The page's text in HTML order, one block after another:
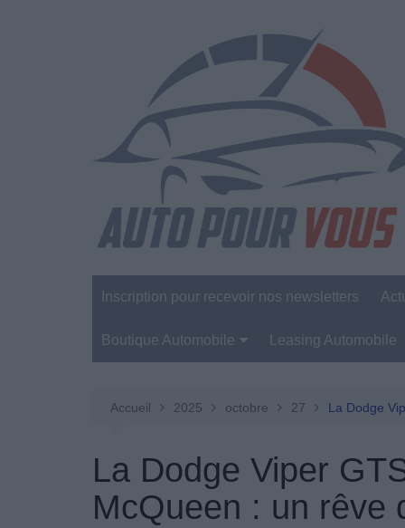
Inscription pour recevoir nos newsletters
Boutique Automobile
Entretien Automobile
Produits Boutique
Leasing Automobile
Accueil 2025 octobre 27 La Dodge
La Dodge Viper
McQueen : un rêve